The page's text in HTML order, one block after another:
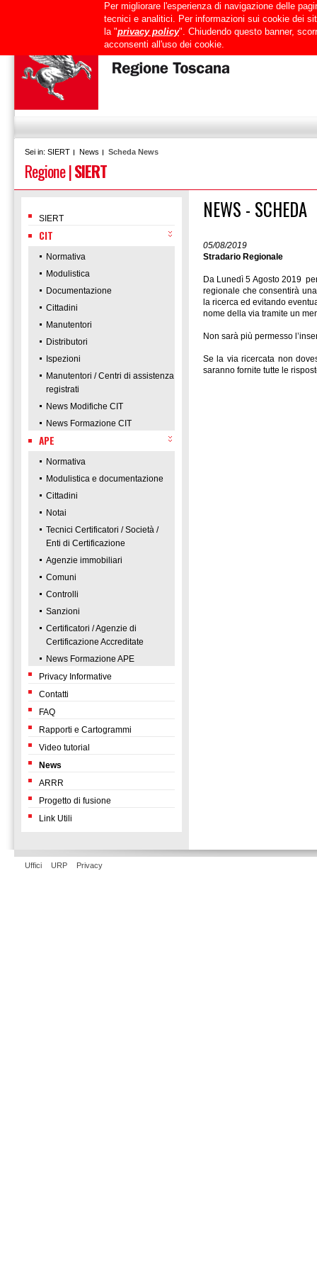
Mappa del sito RTRT Intranet
Sei in: SIERT News Scheda News
Regione|SIERT
SIERT
CIT
Normativa
Modulistica
Documentazione
Cittadini
Manutentori
Distributori
Ispezioni
Manutentori / Centri di assistenza
registrati
News Modifiche CIT
News Formazione CIT
APE
Normativa
Modulistica e documentazione
Cittadini
Notai
Tecnici Certificatori / Società /
Enti di Certificazione
Agenzie immobiliari
Comuni
Controlli
Sanzioni
Certificatori / Agenzie di
Certificazione Accreditate
News Formazione APE
Privacy Informative
Contatti
FAQ
Rapporti e Cartogrammi
Video tutorial
News
ARRR
Progetto di fusione
Link Utili
NEWS - SCHEDA
05/08/2019
Stradario Regionale
Da Lunedì 5 Agosto 2019
regionale che consentirà
la ricerca ed evitando
nome della via tramite un
Non sarà più permesso
Se la via ricercata non
saranno fornite tutte le
Uffici URP Privacy
Per migliorare l'esperienza di navigazione delle
tecnici e analitici. Per informazioni sui cookie dei
la "privacy policy". Chiudendo questo banner,
acconsenti all'uso dei cookie.